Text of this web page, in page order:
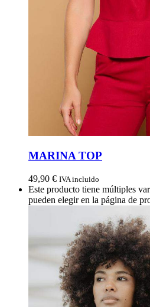
MARINA TOP
49,90 € IVA incluido
Este producto tiene múltiples
pueden elegir en la página de